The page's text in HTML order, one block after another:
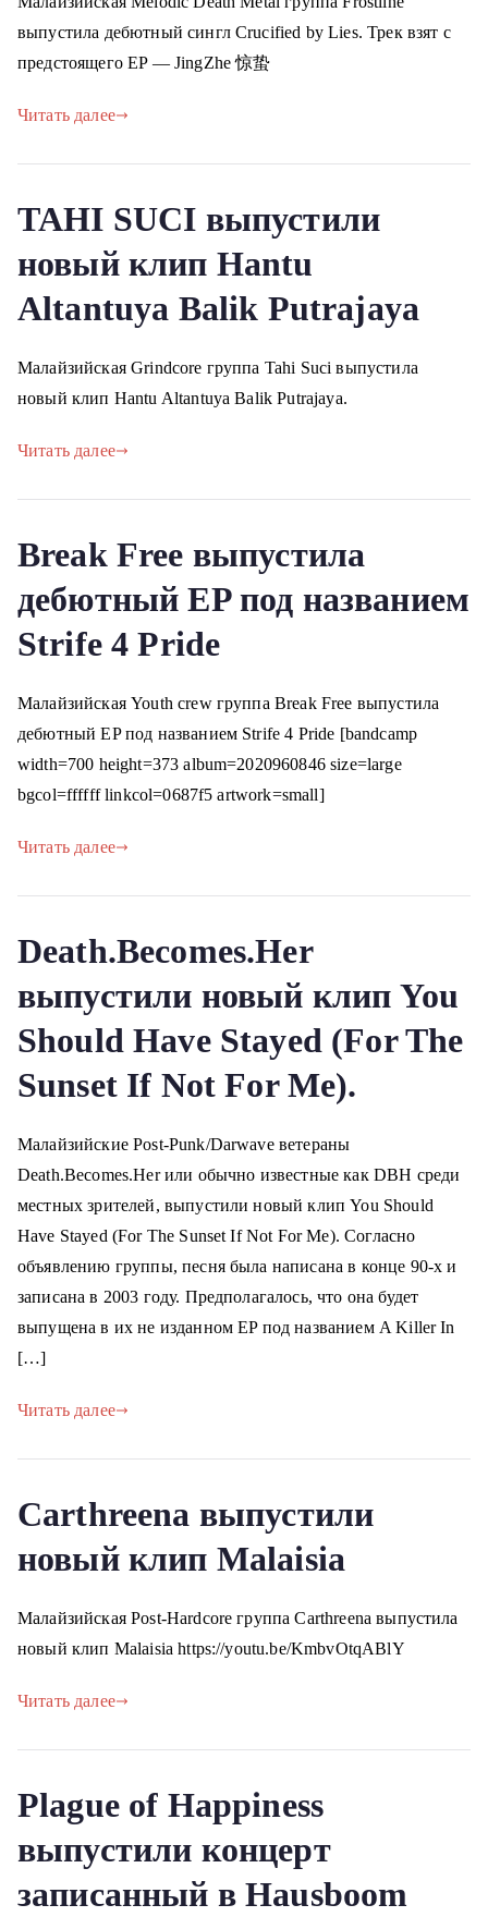
выпустила дебютный сингл Crucified by Lies. Трек взят с
предстоящего EP — JingZhe 惊蛰
Читать далее
TAHI SUCI выпустили
новый клип Hantu
Altantuya Balik Putrajaya
Малайзийская Grindcore группа Tahi Suci выпустила
новый клип Hantu Altantuya Balik Putrajaya.
Читать далее
Break Free выпустила
дебютный EP под названием
Strife 4 Pride
Малайзийская Youth crew группа Break Free выпустила
дебютный EP под названием Strife 4 Pride [bandcamp
width=700 height=373 album=2020960846 size=large
bgcol=ffffff linkcol=0687f5 artwork=small]
Читать далее
Death.Becomes.Her
выпустили новый клип You
Should Have Stayed (For The
Sunset If Not For Me).
Малайзийские Post-Punk/Darwave ветераны
Death.Becomes.Her или обычно известные как DBH среди
местных зрителей, выпустили новый клип You Should
Have Stayed (For The Sunset If Not For Me). Согласно
объявлению группы, песня была написана в конце 90-х и
записана в 2003 году. Предполагалось, что она будет
выпущена в их не изданном EP под названием A Killer In
[…]
Читать далее
Carthreena выпустили
новый клип Malaisia
Малайзийская Post-Hardcore группа Carthreena выпустила
новый клип Malaisia https://youtu.be/KmbvOtqABlY
Читать далее
Plague of Happiness
выпустили концерт
записанный в Hausboom